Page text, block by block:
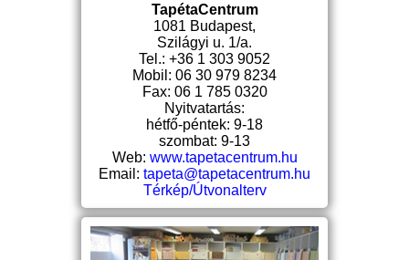
TapétaCentrum
1081 Budapest,
Szilágyi u. 1/a.
Tel.: +36 1 303 9052
Mobil: 06 30 979 8234
Fax: 06 1 785 0320
Nyitvatartás:
hétfő-péntek: 9-18
szombat: 9-13
Web: www.tapetacentrum.hu
Email: tapeta@tapetacentrum.hu
Térkép/Útvonalterv